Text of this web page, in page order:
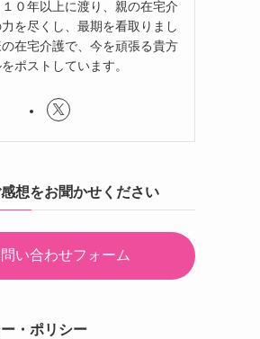
０年以上に渡り、親の在宅介
を尽くし、最期を看取りまし
在宅介護で、今を頑張る貴方
ポストしています。
想をお聞かせください
い合わせフォーム
・ポリシー